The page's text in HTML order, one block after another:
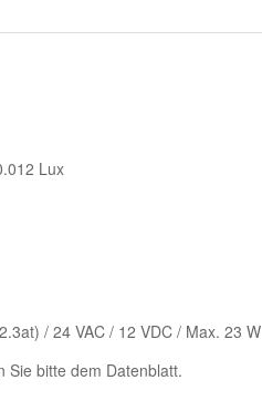
Lux
/ 24 VAC / 12 VDC / Max. 23 W
Sie bitte dem Datenblatt.